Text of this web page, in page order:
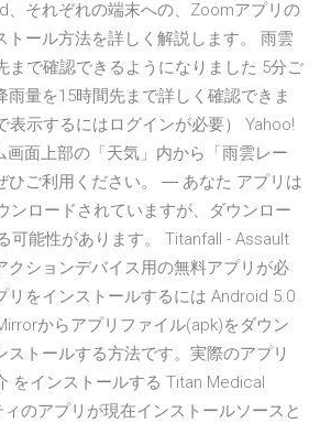
、それぞれの端末への、Zoomアプリの
トール方法を詳しく解説します。 雨雲
まで確認できるようになりました 5分ご
雨量を15時間先まで詳しく確認できま
示するにはログインが必要） Yahoo!
画面上部の「天気」内から「雨雲レー
ひご利用ください。 ― あなた アプリは
ンロードされていますが、ダウンロー
可能性があります。 Titanfall - Assault
クションデバイス用の無料アプリが必
リをインストールするには Android 5.0
からアプリファイル(apk)をダウン
ストールする方法です。実際のアプリ
をインストールする Titan Medical
のアプリが現在インストールソースと